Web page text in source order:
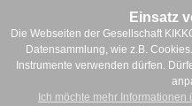
Einsatz
Die Webseiten der Gesellschaft
Datensammlung, wie z.B.
Instrumente verwenden dürfen.
Ich möchte mehr